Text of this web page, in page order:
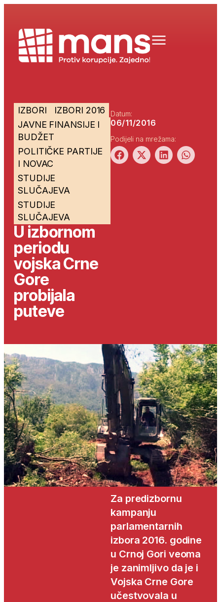
IZBORI
IZBORI 2016
JAVNE FINANSIJE I
BUDŽET
POLITIČKE PARTIJE
I NOVAC
STUDIJE
SLUČAJEVA
STUDIJE
SLUČAJEVA
U izbornom
periodu
vojska Crne
Gore
probijala
puteve
Datum:
06/11/2016
Podijeli na mrežama:
Za predizbornu
kampanju
parlamentarnih
izbora 2016. godine
u Crnoj Gori veoma
je zanimljivo da je i
Vojska Crne Gore
učestvovala u